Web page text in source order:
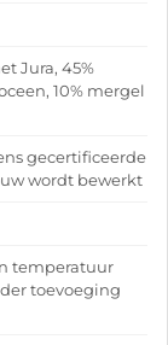
Jura, 45%
10% mergel
gecertificeerde
wordt bewerkt
temperatuur
toevoeging